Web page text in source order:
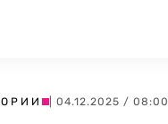
| 04.12.2025 / 08:00